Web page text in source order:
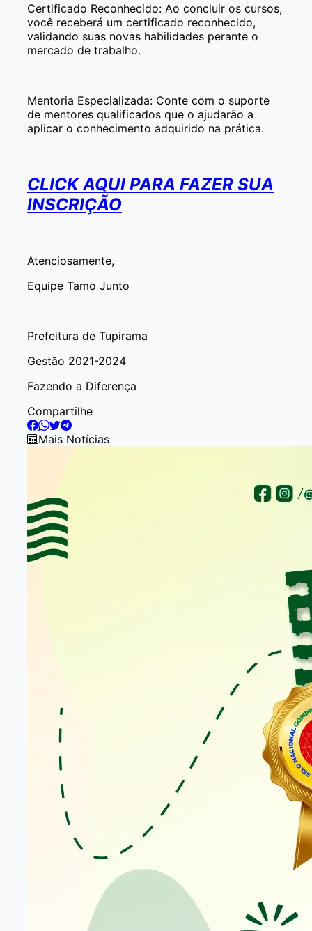
Certificado Reconhecido: Ao concluir os cursos,
você receberá um certificado reconhecido,
validando suas novas habilidades perante o
mercado de trabalho.
Mentoria Especializada: Conte com o suporte
de mentores qualificados que o ajudarão a
aplicar o conhecimento adquirido na prática.
CLICK AQUI PARA FAZER SUA
INSCRIÇÃO
Atenciosamente,
Equipe Tamo Junto
Prefeitura de Tupirama
Gestão 2021-2024
Fazendo a Diferença
Compartilhe
Mais Notícias